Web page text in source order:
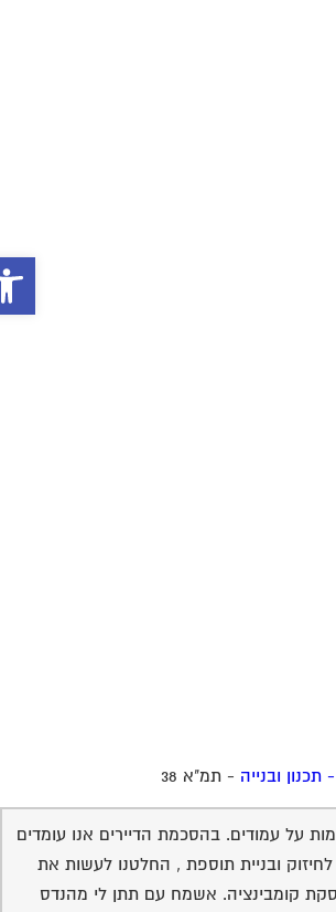
ובנייה-תמ"א 38
בבניין 3 קומות על עמודים. בהסכמת הדיירים אנו עומדים
ובניית תוספת , החלטנו לעשות את
קומבינציה. אשמח עם תתן לי מהנדס